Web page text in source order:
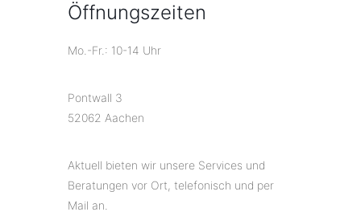
Öffnungszeiten
Mo.-Fr.: 10-14 Uhr
Pontwall 3
52062 Aachen
Aktuell bieten wir unsere Services und
Beratungen vor Ort, telefonisch und per
Mail an.